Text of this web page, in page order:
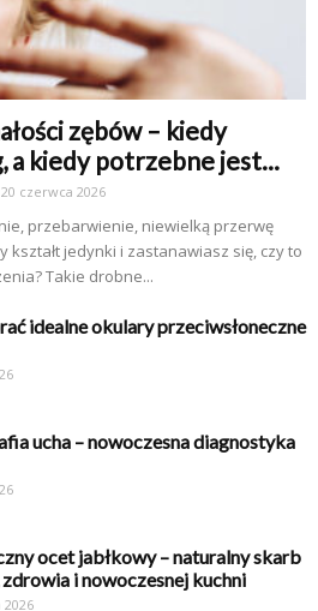
zębów – kiedy
a kiedy potrzebne jest...
20 czerwca 2026
przebarwienie, niewielką przerwę
kształt jedynki i zastanawiasz się, czy to
Takie drobne...
idealne okulary przeciwsłoneczne
ucha – nowoczesna diagnostyka
ocet jabłkowy – naturalny skarb
i nowoczesnej kuchni
2026